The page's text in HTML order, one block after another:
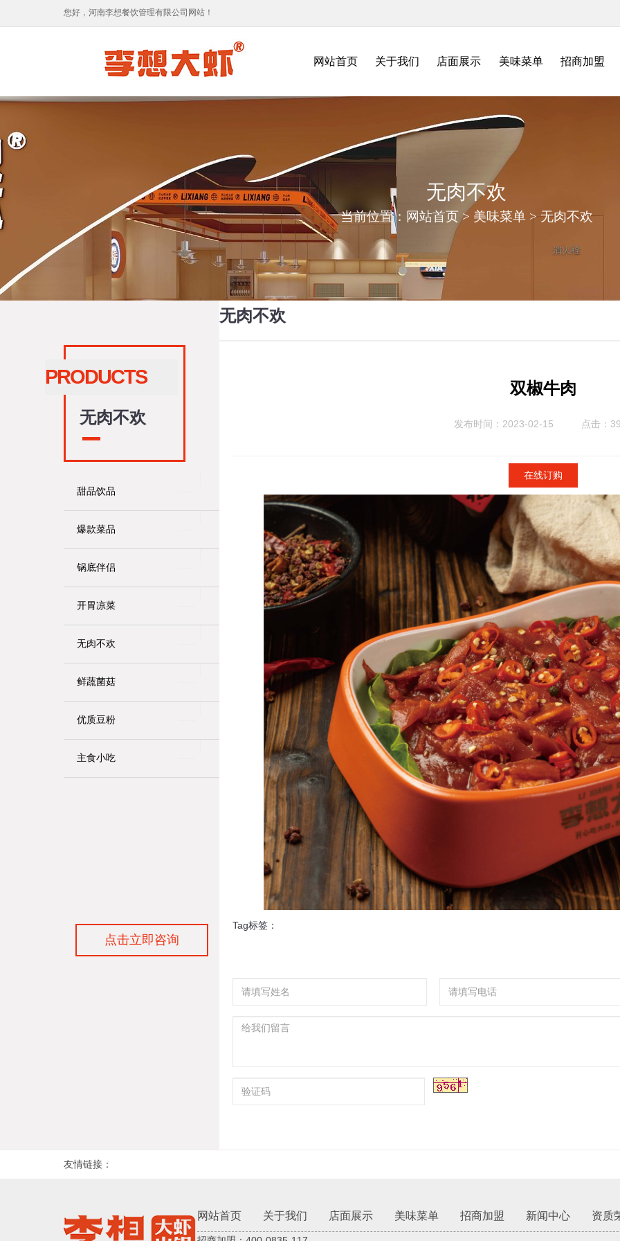
您好，河南李想餐饮管理有限公司网站！
网站首页 关于我们 店面展示 美味菜单 招商加盟
无肉不欢
当前位置： 网站首页 > 美味菜单> 无肉不欢
PRODUCTS
无肉不欢
甜品饮品
爆款菜品
锅底伴侣
开胃凉菜
无肉不欢
鲜蔬菌菇
优质豆粉
主食小吃
点击立即咨询
无肉不欢
双椒牛肉
发布时间：2023-02-15 点击：
在线订购
Tag标签：
友情链接：
网站首页 关于我们 店面展示 美味菜单 招商加盟 新闻中心 资质